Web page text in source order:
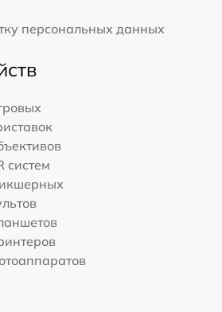
персональных данных
систем